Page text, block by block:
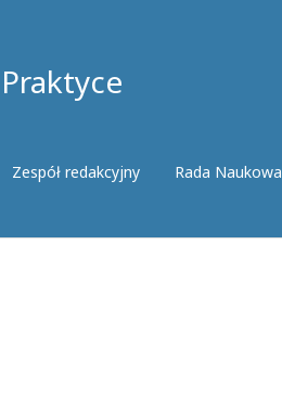
Zespół redakcyjny Rada Naukowa